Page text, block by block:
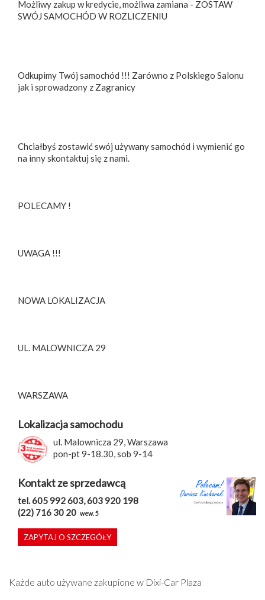
Możliwy zakup w kredycie, możliwa zamiana - ZOSTAW
SWÓJ SAMOCHÓD W ROZLICZENIU
Odkupimy Twój samochód !!! Zarówno z Polskiego Salonu
jak i sprowadzony z Zagranicy
Chciałbyś zostawić swój używany samochód i wymienić go
na inny skontaktuj się z nami.
POLECAMY !
UWAGA !!!
NOWA LOKALIZACJA
UL. MALOWNICZA 29
WARSZAWA
Lokalizacja samochodu
ul. Malownicza 29, Warszawa
pon-pt 9-18.30, sob 9-14
Kontakt ze sprzedawcą
tel. 605 992 603, 603 920 198
(22) 716 30 20 wew. 5
ZAPYTAJ O SZCZEGÓŁY
Każde auto używane zakupione w Dixi-Car Plaza